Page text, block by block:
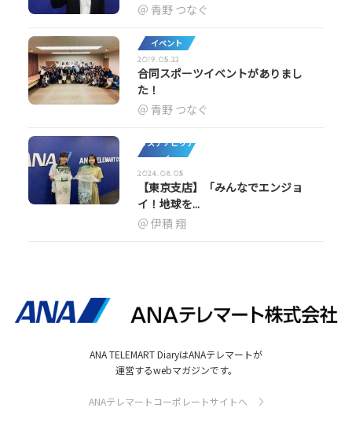
青野 つなぐ
イベント
2019.05.22
合同スポーツイベントがありまし
た！
青野 つなぐ
サステナビリテ
ィ
2024.08.05
【東京支店】「みんなでエンジョ
イ！地球を...
伊積 翔
ANA TELEMART DiaryはANAテレマートが
運営するwebマガジンです。
ANAテレマートコーポレートサイトへ